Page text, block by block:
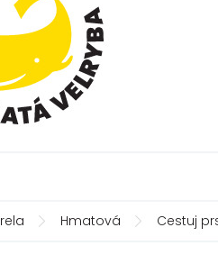
Hmatová Cestuj